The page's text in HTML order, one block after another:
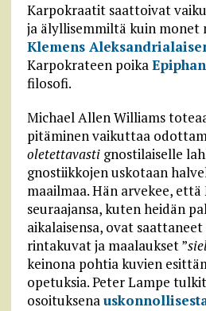
Karpokraatit saattoivat
ja älyllisemmiltä kuin
Klemens
Karpokrateen poika
filosofi.
Michael Allen Williams
pitäminen vaikuttaa
oletettavastignostilaiselle
gnostiikkojen uskotaan
maailmaa. Hän arvekee,
seuraajansa, kuten heidän
aikalaisensa, ovat
rintakuvat ja maalaukset ”
keinona pohtia kuvien
opetuksia. Peter Lampe
osoituksena